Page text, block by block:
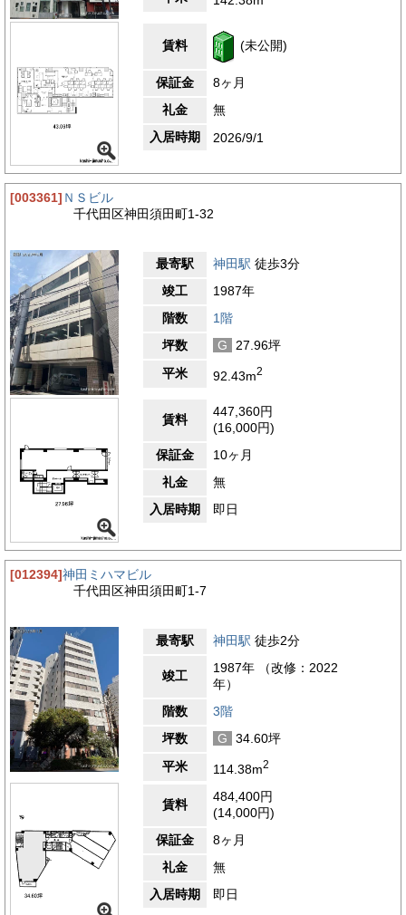
ます。新宿駅・池袋駅・東京駅・渋谷駅・上野駅の主要駅まで乗
り換えなしで移動することができます。また、ファミリーレスト
ランなどの飲食店が多く立ち並んでいるのでお食事に困らない場
所です。物件周辺は住宅街なので閑静な環境です。
・セブン-イレブン 神田須田町中央通り店 約50メートル（徒歩
約1分）
・ファミリーマート 神田鍛冶町三丁目店 約150メートル（徒歩
約2分）
・三菱UFJ銀行神田駅前支店 約170メートル（徒歩約2分）
・セブン-イレブン 神田鍛冶町３丁目店 約240メートル（徒歩
・神田駅前郵便局 約300メートル（徒歩約4分）
【評価】
耐震性
エントランス
賃料 (未公開)
保証金
8ヶ月
礼金
無
入居時期
2026/9/1
[003361] ＮＳビル
千代田区神田須田町1-32
最寄駅 神田駅 徒歩3分
竣工
1987年
階数
1階
坪数
G
27.96坪
平米
92.43m2
賃料
447,360円
(16,000円)
保証金
10ヶ月
礼金
無
入居時期
即日
[012394]神田ミハマビル
千代田区神田須田町1-7
最寄駅 神田駅 徒歩2分
竣工
1987年 （改修：2022
年）
階数
3階
坪数
G
34.60坪
平米
114.38m2
賃料
484,400円
(14,000円)
保証金
8ヶ月
礼金
無
入居時期
即日